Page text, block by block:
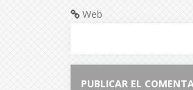
Web